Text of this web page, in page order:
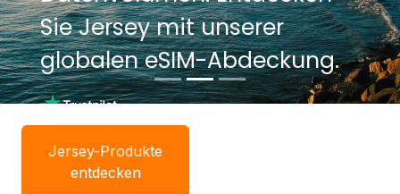
Sie Jersey mit unserer
globalen eSIM-Abdeckung.
Sie Jersey mit unserer
globalen eSIM-Abdeckung.
Jersey-Produkte
entdecken